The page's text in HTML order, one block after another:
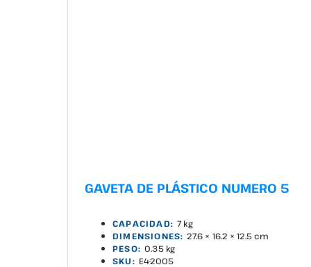
GAVETA DE PLÁSTICO NUMERO 5
CAPACIDAD: 7 kg
DIMENSIONES: 27.6 × 16.2 × 12.5 cm
PESO: 0.35 kg
SKU: E4-2005